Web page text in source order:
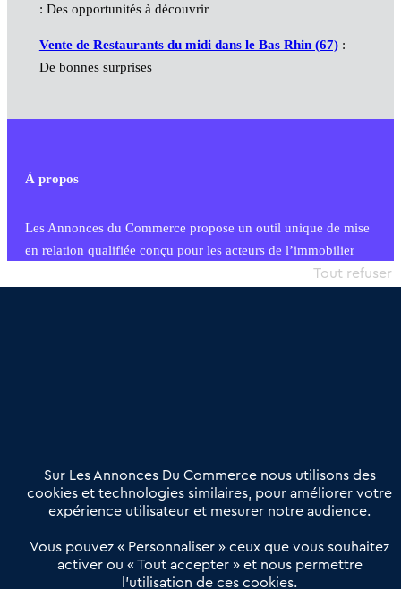
: Des opportunités à découvrir
Vente de Restaurants du midi dans le Bas Rhin (67):
De bonnes surprises
À propos
Les Annonces du Commerce propose un outil unique de mise
en relation qualifiée conçu pour les acteurs de l’immobilier
commercial et les collectivités territoriales, simple et intégrant
Offres Pro
Actualités
Qui sommes nous ?
Derniers articles
Réseau 3C : un partenaire national dédié aux transactions
Sur Les Annonces Du Commerce nous utilisons des
cookies et technologies similaires, pour améliorer votre
expérience utilisateur et mesurer notre audience.
Vous pouvez « Personnaliser » ceux que vous souhaitez
activer ou « Tout accepter » et nous permettre
l’utilisation de ces cookies.
Tout refuser